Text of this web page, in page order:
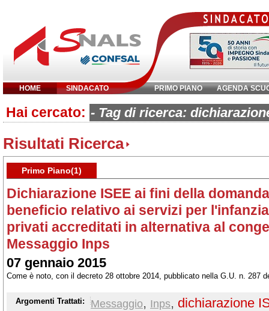
HOME SINDACATO PRIMO PIANO AGENDA
Inserisci parola chiave:
Hai cercato: - Tag di ricerca:
Risultati Ricerca
Primo Piano(1)
Dichiarazione ISEE ai fini della
beneficio relativo ai servizi per
privati accreditati in alternativa al
Messaggio Inps
07 gennaio 2015
Come è noto, con il decreto 28 ottobre 2014, pubblicato nella G.U. n. 287
Argomenti Trattati: Messaggio, Inps, dichiarazione